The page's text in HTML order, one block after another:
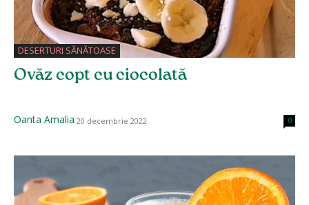
DESERTURI SĂNĂTOASE
Ovăz copt cu ciocolată
Oanta Amalia 20 decembrie 2022 0